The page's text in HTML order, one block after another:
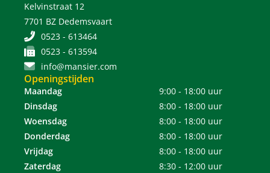
Kelvinstraat 12
7701 BZ Dedemsvaart
0523 - 613464
0523 - 613594
info@mansier.com
Openingstijden
Maandag
9:00 - 18:00 uur
Dinsdag
8:00 - 18:00 uur
Woensdag
8:00 - 18:00 uur
Donderdag
8:00 - 18:00 uur
Vrijdag
8:00 - 18:00 uur
Zaterdag
8:30 - 12:00 uur